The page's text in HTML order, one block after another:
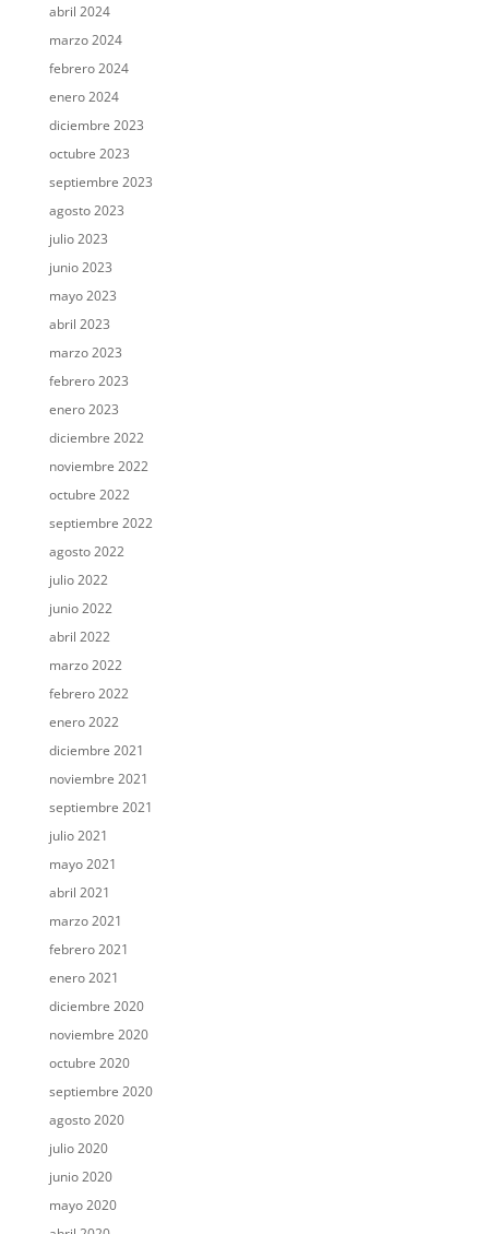
abril 2024
marzo 2024
febrero 2024
enero 2024
diciembre 2023
octubre 2023
septiembre 2023
agosto 2023
julio 2023
junio 2023
mayo 2023
abril 2023
marzo 2023
febrero 2023
enero 2023
diciembre 2022
noviembre 2022
octubre 2022
septiembre 2022
agosto 2022
julio 2022
junio 2022
abril 2022
marzo 2022
febrero 2022
enero 2022
diciembre 2021
noviembre 2021
septiembre 2021
julio 2021
mayo 2021
abril 2021
marzo 2021
febrero 2021
enero 2021
diciembre 2020
noviembre 2020
octubre 2020
septiembre 2020
agosto 2020
julio 2020
junio 2020
mayo 2020